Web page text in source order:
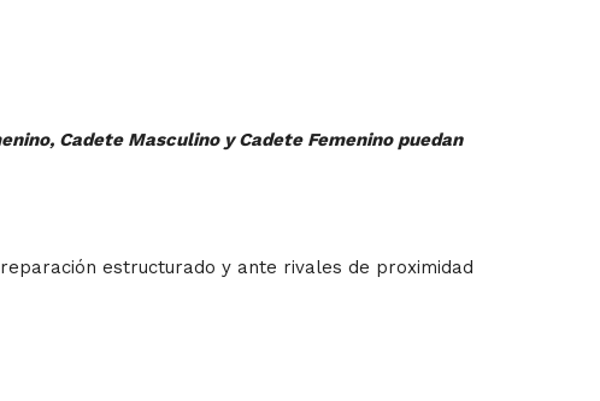
Cadete Masculino y Cadete Femenino puedan
estructurado y ante rivales de proximidad